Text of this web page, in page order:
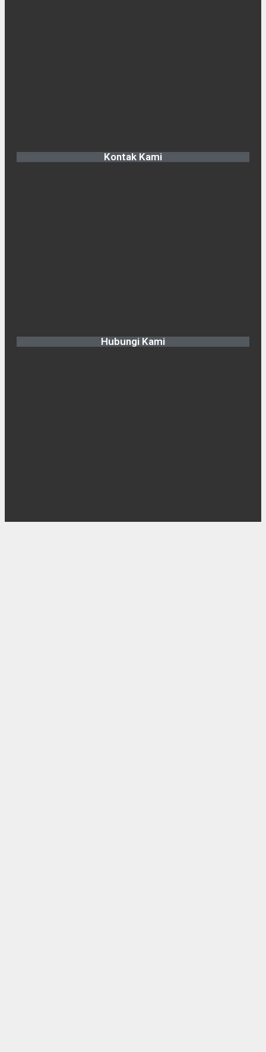
Kontak Kami
Hubungi Kami